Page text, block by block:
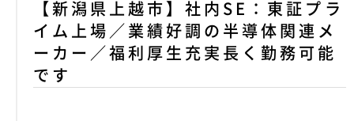
【新潟県上越市】社内SE：東証プラ
イム上場／業績好調の半導体関連メ
ーカー／福利厚生充実長く勤務可能
です